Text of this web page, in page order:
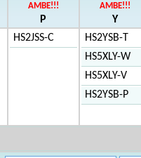
AMBE!!!
P
AMBE!!!
Y
HS2JSS-C
HS2YSB-T
HS5XLY-W
HS5XLY-V
HS2YSB-P